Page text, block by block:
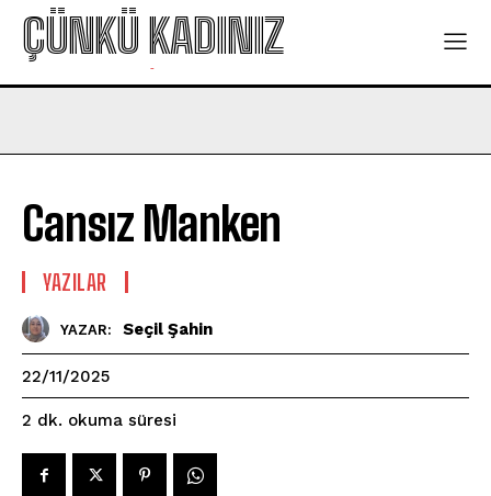
ÇÜNKÜ KADINIZ
-
Cansız Manken
YAZILAR
YAZAR: Seçil Şahin
22/11/2025
2 dk. okuma süresi